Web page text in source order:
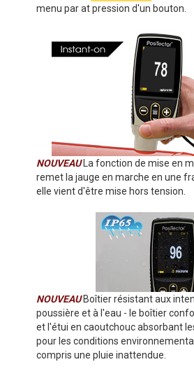
menu par at pression d'un bouton.
NOUVEAULa fonction de mise en
remet la jauge en marche en une
elle vient d'être mise hors tension.
NOUVEAUBoîtier résistant aux
poussière et à l'eau - le boîtier
et l'étui en caoutchouc absorbant
pour les conditions
compris une pluie inattendue.